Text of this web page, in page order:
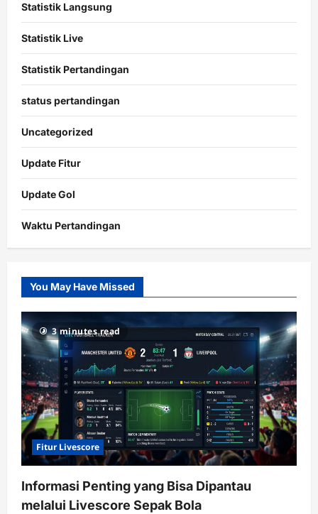
Statistik Langsung
Statistik Live
Statistik Pertandingan
status pertandingan
Uncategorized
Update Fitur
Update Gol
Waktu Pertandingan
Slot
Gacor
RTP
terupdate
You May Have Missed
3 minutes read
Fitur Livescore
Informasi Penting yang Bisa Dipantau
melalui Livescore Sepak Bola